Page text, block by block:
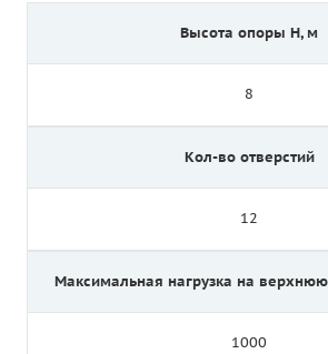
Высота опоры Н, м
8
Кол-во отверстий
12
Максимальная нагрузка на верхнюю
1000